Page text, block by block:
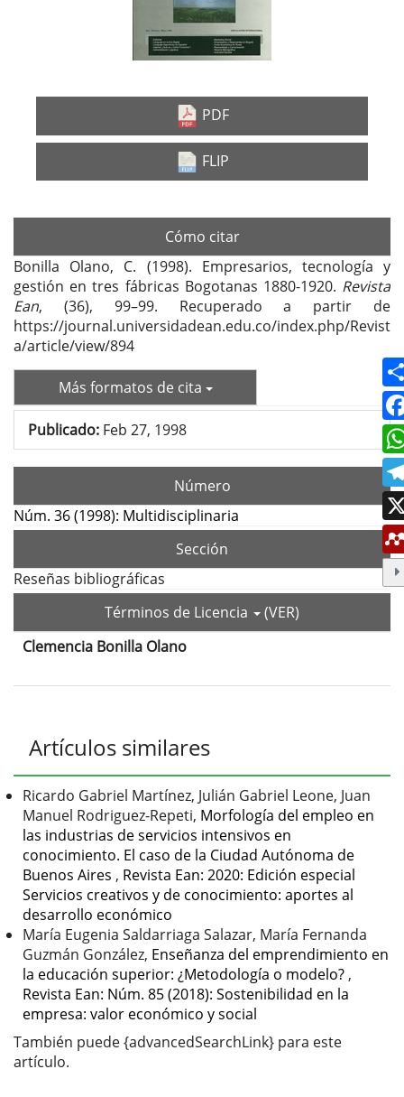
PDF
FLIP
Cómo citar
Bonilla Olano, C. (1998). Empresarios, tecnología y
gestión en tres fábricas Bogotanas 1880-1920. Revista
Ean, (36), 99–99. Recuperado a partir de
https://journal.universidadean.edu.co/index.php/Revist
a/article/view/894
Más formatos de cita
Publicado: Feb 27, 1998
Número
Núm. 36 (1998): Multidisciplinaria
Sección
Reseñas bibliográficas
Términos de Licencia
(VER)
Contenido
principal
artículo
Clemencia Bonilla Olano
Detalles
del
artículo
Artículos similares
Ricardo Gabriel Martínez, Julián Gabriel Leone, Juan
Manuel Rodriguez-Repeti, Morfología del empleo en
las industrias de servicios intensivos en
conocimiento. El caso de la Ciudad Autónoma de
Buenos Aires , Revista Ean: 2020: Edición especial
Servicios creativos y de conocimiento: aportes al
desarrollo económico
María Eugenia Saldarriaga Salazar, María Fernanda
Guzmán González, Enseñanza del emprendimiento en
la educación superior: ¿Metodología o modelo? ,
Revista Ean: Núm. 85 (2018): Sostenibilidad en la
empresa: valor económico y social
También puede {advancedSearchLink} para este
artículo.